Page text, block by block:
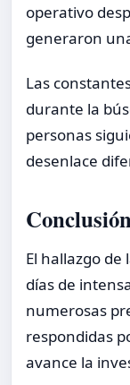
operativo
generaron
Las
durante la
personas
desenlace
El hallazgo
días de
numerosas
respondidas
avance la